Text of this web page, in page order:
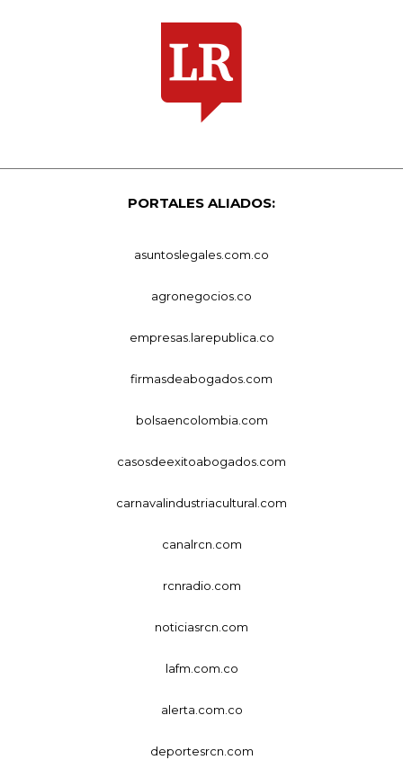
PORTALES ALIADOS:
asuntoslegales.com.co
agronegocios.co
empresas.larepublica.co
firmasdeabogados.com
bolsaencolombia.com
casosdeexitoabogados.com
carnavalindustriacultural.com
canalrcn.com
rcnradio.com
noticiasrcn.com
lafm.com.co
alerta.com.co
deportesrcn.com